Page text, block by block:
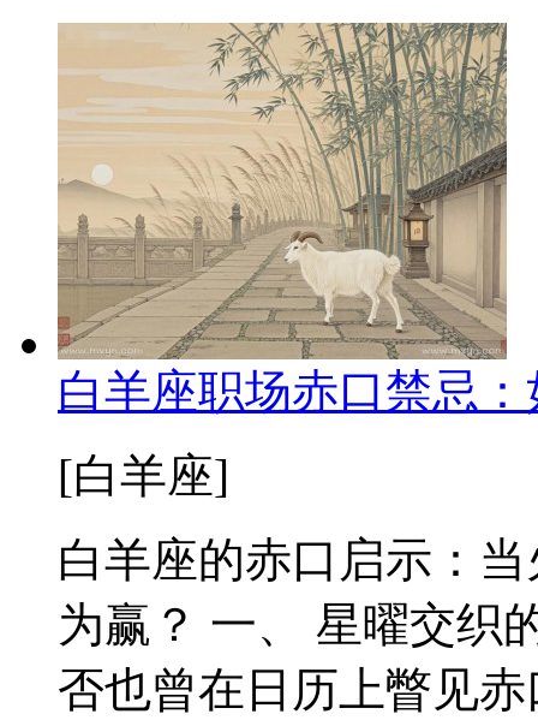
白羊座职场赤口禁忌
[白羊座]
白羊座的赤口启示：
为赢？ 一、 星曜交织
否也曾在日历上瞥见